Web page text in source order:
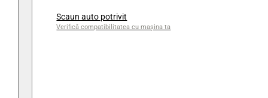
Scaun auto potrivit
Verifică compatibilitatea cu mașina ta